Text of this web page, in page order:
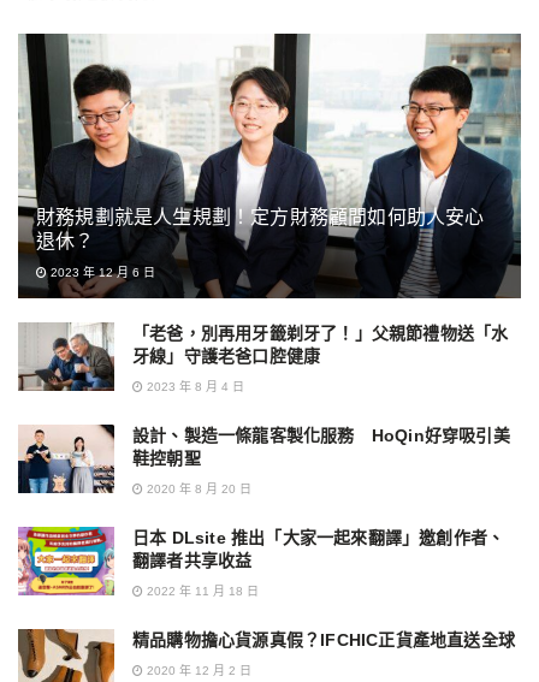
財務規劃就是人生規劃！定方財務顧問如何助人安心
退休？
2023 年 12 月 6 日
「老爸，別再用牙籤剃牙了！」父親節禮物送「水
牙線」守護老爸口腔健康
2023 年 8 月 4 日
設計、製造一條龍客製化服務 HoQin好穿吸引美
鞋控朝聖
2020 年 8 月 20 日
日本 DLsite 推出「大家一起來翻譯」邀創作者、
翻譯者共享收益
2022 年 11 月 18 日
精品購物擔心貨源真假？IFCHIC正貨產地直送全球
2020 年 12 月 2 日